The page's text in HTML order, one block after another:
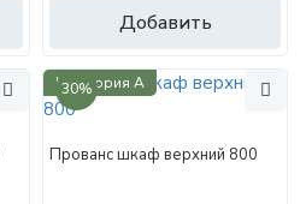
Добавить
Категория А
30%
Прованс шкаф верхний 800